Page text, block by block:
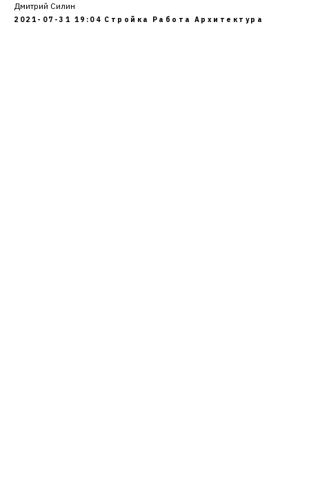
Дмитрий Силин
2021-07-31 19:04 Стройка Работа Архитектура